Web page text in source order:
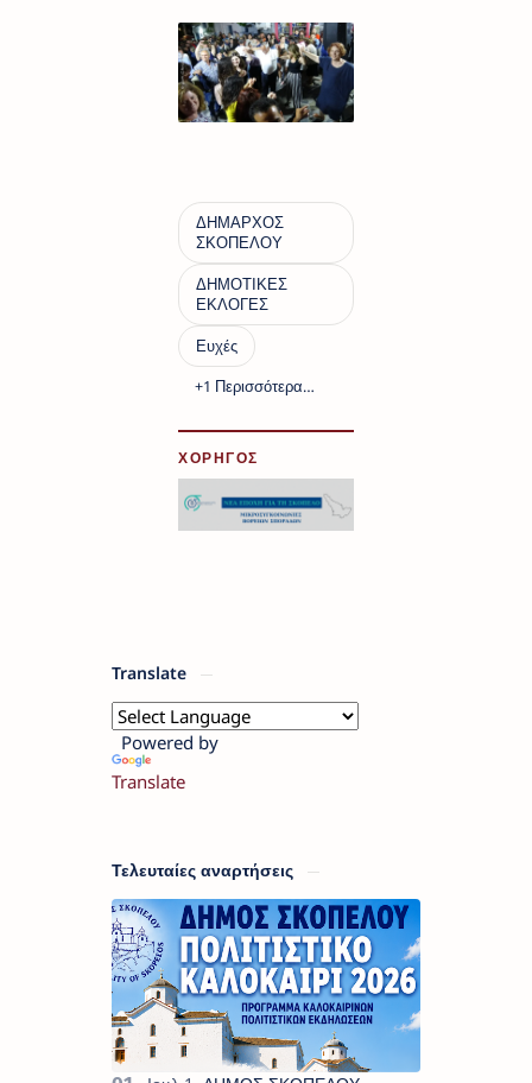
ΧΟΡΗΓΟΣ
Translate
Powered by
Translate
Τελευταίες αναρτήσεις